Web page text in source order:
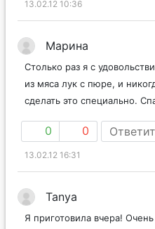
13.02.12 10:36
Марина
Столько раз я с
из мяса лук с пюре, и
сделать это специально.
0 0
13.02.12 16:31
Tanya
Я приготовила вчера!